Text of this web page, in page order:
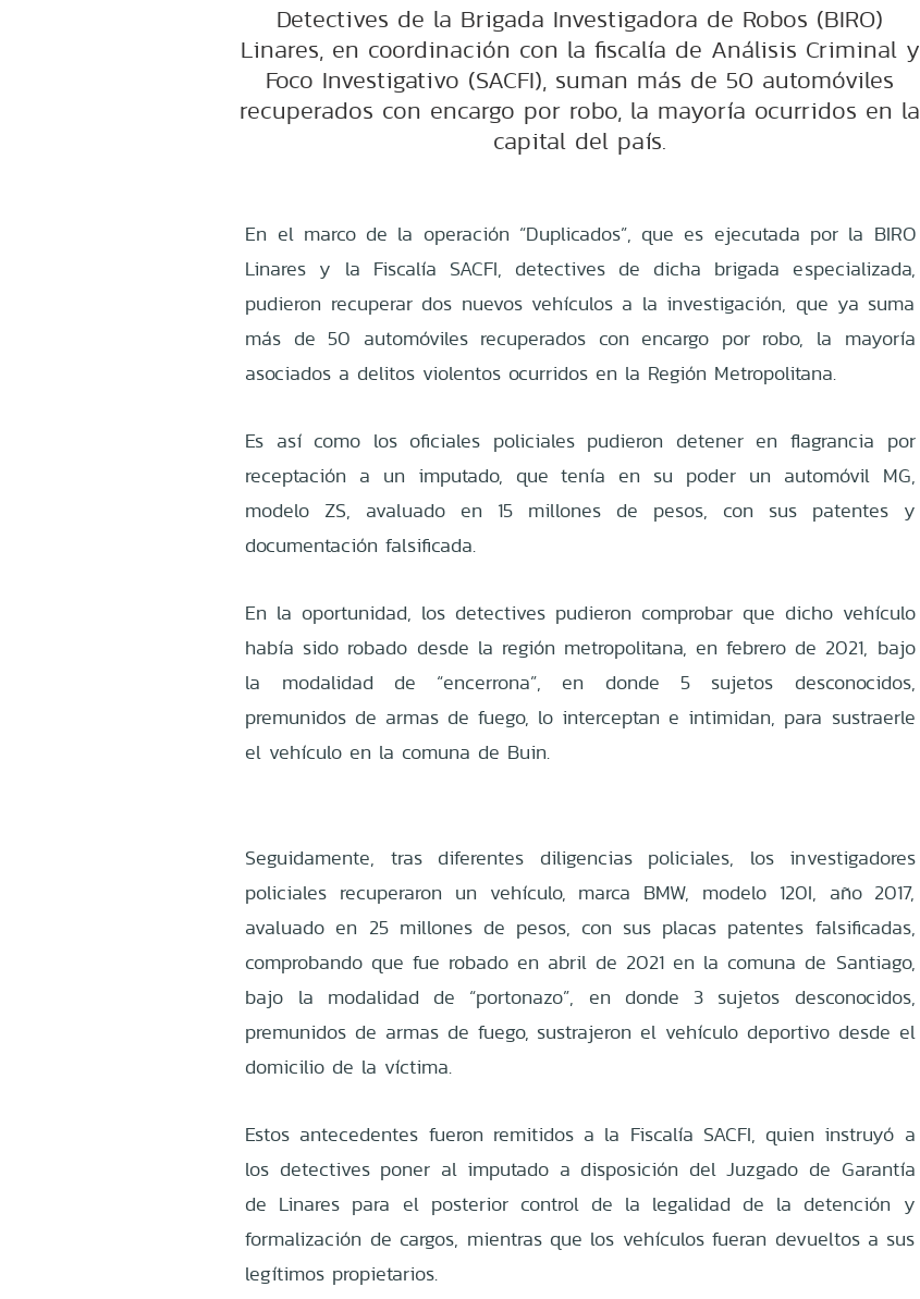
Detectives de la Brigada Investigadora de Robos (BIRO)
Linares, en coordinación con la fiscalía de Análisis Criminal y
Foco Investigativo (SACFI), suman más de 50 automóviles
recuperados con encargo por robo, la mayoría ocurridos en la
capital del país.
En el marco de la operación “Duplicados”, que es ejecutada por la BIRO
Linares y la Fiscalía SACFI, detectives de dicha brigada especializada,
pudieron recuperar dos nuevos vehículos a la investigación, que ya suma
más de 50 automóviles recuperados con encargo por robo, la mayoría
asociados a delitos violentos ocurridos en la Región Metropolitana.
Es así como los oficiales policiales pudieron detener en flagrancia por
receptación a un imputado, que tenía en su poder un automóvil MG,
modelo ZS, avaluado en 15 millones de pesos, con sus patentes y
documentación falsificada.
En la oportunidad, los detectives pudieron comprobar que dicho vehículo
había sido robado desde la región metropolitana, en febrero de 2021, bajo
la modalidad de “encerrona”, en donde 5 sujetos desconocidos,
premunidos de armas de fuego, lo interceptan e intimidan, para sustraerle
el vehículo en la comuna de Buin.
Seguidamente, tras diferentes diligencias policiales, los investigadores
policiales recuperaron un vehículo, marca BMW, modelo 120I, año 2017,
avaluado en 25 millones de pesos, con sus placas patentes falsificadas,
comprobando que fue robado en abril de 2021 en la comuna de Santiago,
bajo la modalidad de “portonazo”, en donde 3 sujetos desconocidos,
premunidos de armas de fuego, sustrajeron el vehículo deportivo desde el
domicilio de la víctima.
Estos antecedentes fueron remitidos a la Fiscalía SACFI, quien instruyó a
los detectives poner al imputado a disposición del Juzgado de Garantía
de Linares para el posterior control de la legalidad de la detención y
formalización de cargos, mientras que los vehículos fueran devueltos a sus
legítimos propietarios.